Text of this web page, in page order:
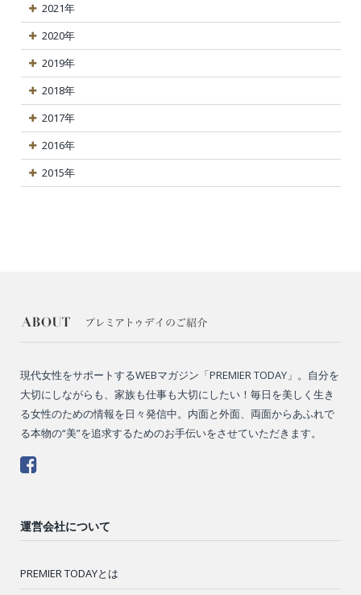
2021年
2020年
2019年
2018年
2017年
2016年
2015年
現代女性をサポートするWEBマガジン「PREMIER TODAY」。自分を
大切にしながらも、家族も仕事も大切にしたい！毎日を美しく生き
る女性のための情報を日々発信中。内面と外面、両面からあふれで
る本物の“美”を追求するためのお手伝いをさせていただきます。
運営会社について
PREMIER TODAYとは